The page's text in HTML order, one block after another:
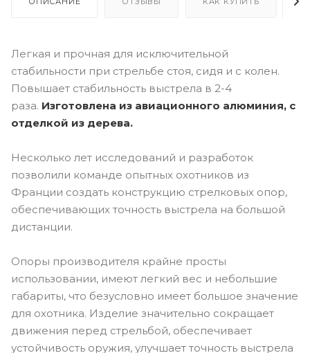
Легкая и прочная для исключительной
стабильности при стрельбе стоя, сидя и с колен.
Повышает стабильность выстрела в 2-4
раза. Изготовлена из авиационного алюминия, с
отделкой из дерева.
Несколько лет исследований и разработок
позволили команде опытных охотников из
Франции создать конструкцию стрелковых опор,
обеспечивающих точность выстрела на большой
дистанции.
Опоры производителя крайне просты
использовании, имеют легкий вес и небольшие
габариты, что безусловно имеет большое значение
для охотника. Изделие значительно сокращает
движения перед стрельбой, обеспечивает
устойчивость оружия, улучшает точность выстрела